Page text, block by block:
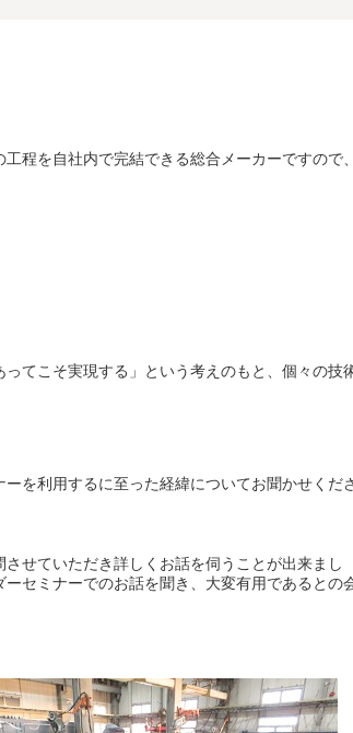
程を自社内で完結できる総合メーカーですので、
てこそ実現する」という考えのもと、個々の技
を利用するに至った経緯についてお聞かせくだ
せていただき詳しくお話を伺うことが出来まし
セミナーでのお話を聞き、大変有用であるとの